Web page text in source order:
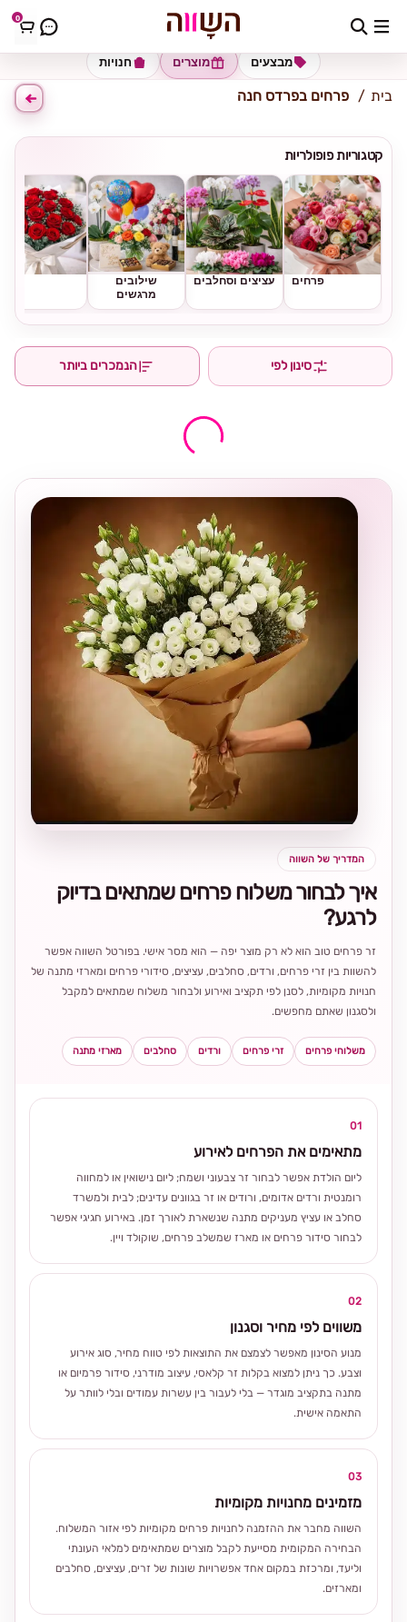
0 כתובת למשלוח הזינו כתובת
חנויות מוצרים מבצעים
בית פרחים בפרדס חנה
קטגוריות פופולריות
פרחים עציצים וסחלבים
שילובים
מרגשים
סינון לפי הנמכרים ביותר
המדריך של השווה
איך לבחור משלוח פרחים שמתאים בדיוק
לרגע?
זר פרחים טוב הוא לא רק מוצר יפה — הוא מסר אישי. בפורטל השווה אפשר
להשוות בין זרי פרחים, ורדים, סחלבים, עציצים, סידורי פרחים ומארזי מתנה של
חנויות מקומיות, לסנן לפי תקציב ואירוע ולבחור משלוח שמתאים למקבל
ולסגנון שאתם מחפשים.
משלוחי פרחים זרי פרחים ורדים סחלבים מארזי מתנה
01
מתאימים את הפרחים לאירוע
ליום הולדת אפשר לבחור זר צבעוני ושמח; ליום נישואין או למחווה
רומנטית ורדים אדומים, ורודים או זר בגוונים עדינים; לבית ולמשרד
סחלב או עציץ מעניקים מתנה שנשארת לאורך זמן. באירוע חגיגי אפשר
לבחור סידור פרחים או מארז שמשלב פרחים, שוקולד ויין.
02
משווים לפי מחיר וסגנון
מנוע הסינון מאפשר לצמצם את התוצאות לפי טווח מחיר, סוג אירוע
וצבע. כך ניתן למצוא בקלות זר קלאסי, עיצוב מודרני, סידור פרמיום או
מתנה בתקציב מוגדר — בלי לעבור בין עשרות עמודים ובלי לוותר על
התאמה אישית.
03
מזמינים מחנויות מקומיות
השווה מחבר את ההזמנה לחנויות פרחים מקומיות לפי אזור המשלוח.
הבחירה המקומית מסייעת לקבל מוצרים שמתאימים למלאי העונתי
וליעד, ומרכזת במקום אחד אפשרויות שונות של זרים, עציצים, סחלבים
ומארזים.